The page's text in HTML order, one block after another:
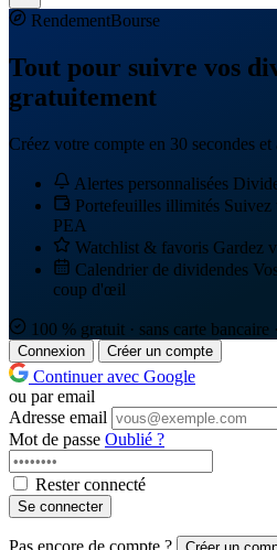
RendementBourse
Tout pour suivre vos
gratuitement
Créez votre compte en 30 secondes et
Alertes personnalisées
Portefeuilles illimités Suivez
PEA
Watchlist & favoris Gardez
Calendrier de dividendes
coup d'œil
100 % gratuit · sans carte bancaire
Connexion Créer un compte
Continuer avec Google
ou par email
Adresse email
Mot de passe Oublié ?
Rester connecté
Se connecter